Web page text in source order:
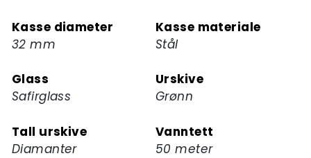
ventelisten
for
produktet
Kasse diameter
32 mm
Kasse materiale
Stål
Glass
Safirglass
Urskive
Grønn
Tall urskive
Diamanter
Vanntett
50 meter